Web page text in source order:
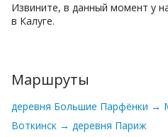
Извините, в данный момент у
в Калуге.
Маршруты
деревня Большие Парфёнки →
Воткинск → деревня Париж